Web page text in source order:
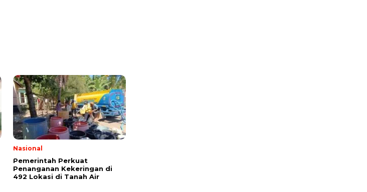
Nasional
Pemerintah Perkuat
Penanganan Kekeringan di
492 Lokasi di Tanah Air